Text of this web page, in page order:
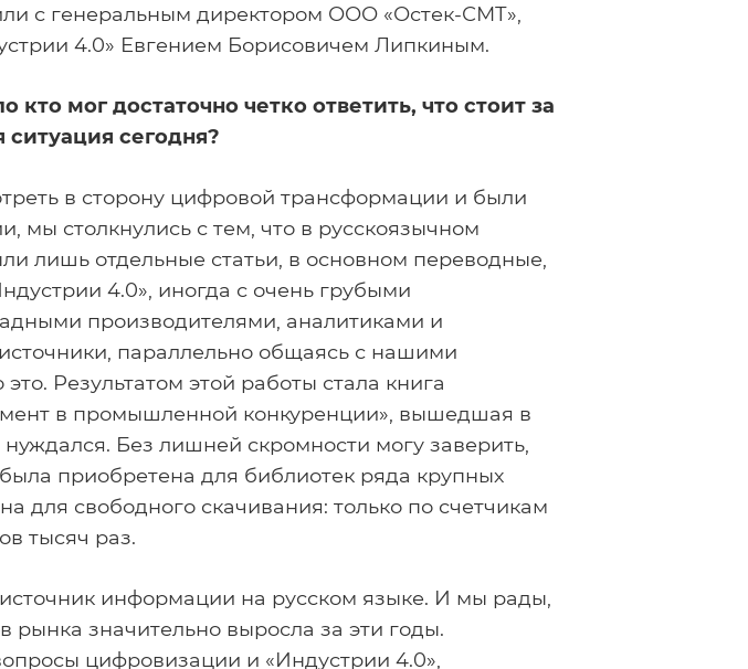
с генеральным директором ООО «Остек-СМТ»,
4.0» Евгением Борисовичем Липкиным.
мог достаточно четко ответить, что стоит за
сегодня?
в сторону цифровой трансформации и были
мы столкнулись с тем, что в русскоязычном
лишь отдельные статьи, в основном переводные,
4.0», иногда с очень грубыми
производителями, аналитиками и
параллельно общаясь с нашими
Результатом этой работы стала книга
в промышленной конкуренции», вышедшая в
Без лишней скромности могу заверить,
приобретена для библиотек ряда крупных
для свободного скачивания: только по счетчикам
тысяч раз.
информации на русском языке. И мы рады,
рынка значительно выросла за эти годы.
цифровизации и «Индустрии 4.0»,